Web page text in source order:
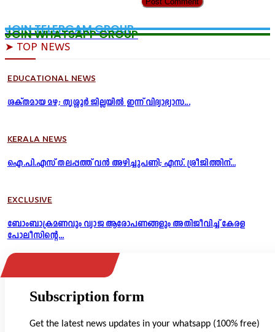
JOIN TELERGAM GROUP
JOIN WHATSAPP GROUP
➤ TOP NEWS
EDUCATIONAL NEWS
ശക്തമായ മഴ; തൃശ്ശൂർ ജില്ലയിൽ ഇന്ന് വിദ്യാഭ്യാസ...
KERALA NEWS
ഐ.പി.എസ് തലപ്പത്ത് വൻ അഴിച്ചുപണി; എസ്. ശ്രീജിത്തിന്...
EXCLUSIVE
ബോംബാക്രമണവും വ്യാജ ആരോപണങ്ങളും അതിജീവിച്ച് കേരള
പോലീസിന്റെ...
Subscription form
Get the latest news updates in your whatsapp (100% free)